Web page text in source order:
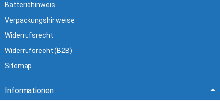
Batteriehinweis
Verpackungshinweise
Widerrufsrecht
Widerrufsrecht (B2B)
Sitemap
Informationen